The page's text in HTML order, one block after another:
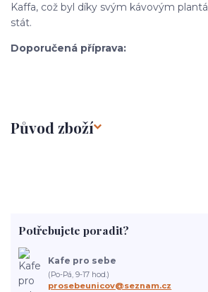
Kaffa, což byl díky svým kávovým
stát.
Doporučená příprava:
Původ zboží
Potřebujete poradit?
Kafe pro sebe
(Po-Pá, 9-17 hod.)
prosebeunicov@seznam.cz